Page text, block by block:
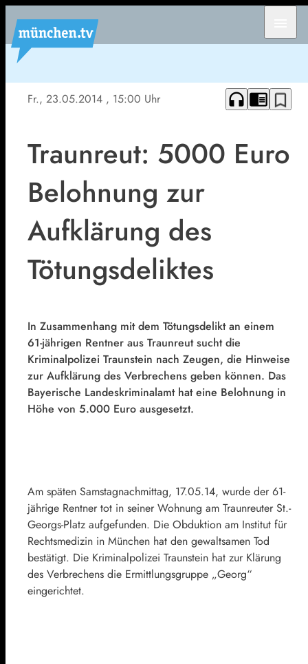
Fr., 23.05.2014 , 15:00 Uhr headphones chrome_reader_mode bookmark_border
Traunreut: 5000 Euro
Belohnung zur
Aufklärung des
Tötungsdeliktes
In Zusammenhang mit dem Tötungsdelikt an einem
61-jährigen Rentner aus Traunreut sucht die
Kriminalpolizei Traunstein nach Zeugen, die Hinweise
zur Aufklärung des Verbrechens geben können. Das
Bayerische Landeskriminalamt hat eine Belohnung in
Höhe von 5.000 Euro ausgesetzt.
Am späten Samstagnachmittag, 17.05.14, wurde der 61-
jährige Rentner tot in seiner Wohnung am Traunreuter St.-
Georgs-Platz aufgefunden. Die Obduktion am Institut für
Rechtsmedizin in München hat den gewaltsamen Tod
bestätigt. Die Kriminalpolizei Traunstein hat zur Klärung
des Verbrechens die Ermittlungsgruppe „Georg“
eingerichtet.